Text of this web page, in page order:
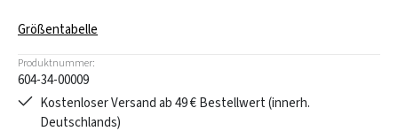
Größentabelle
Produktnummer:
604-34-00009
Kostenloser Versand ab 49 € Bestellwert (innerh.
Deutschlands)